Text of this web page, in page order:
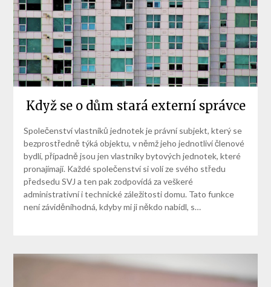
Když se o dům stará externí správce
Společenství vlastníků jednotek je právní subjekt, který se
bezprostředně týká objektu, v němž jeho jednotliví členové
bydlí, případně jsou jen vlastníky bytových jednotek, které
pronajímají. Každé společenství si volí ze svého středu
předsedu SVJ a ten pak zodpovídá za veškeré
administrativní i technické záležitosti domu. Tato funkce
není záviděníhodná, kdyby mi ji někdo nabídl, s…